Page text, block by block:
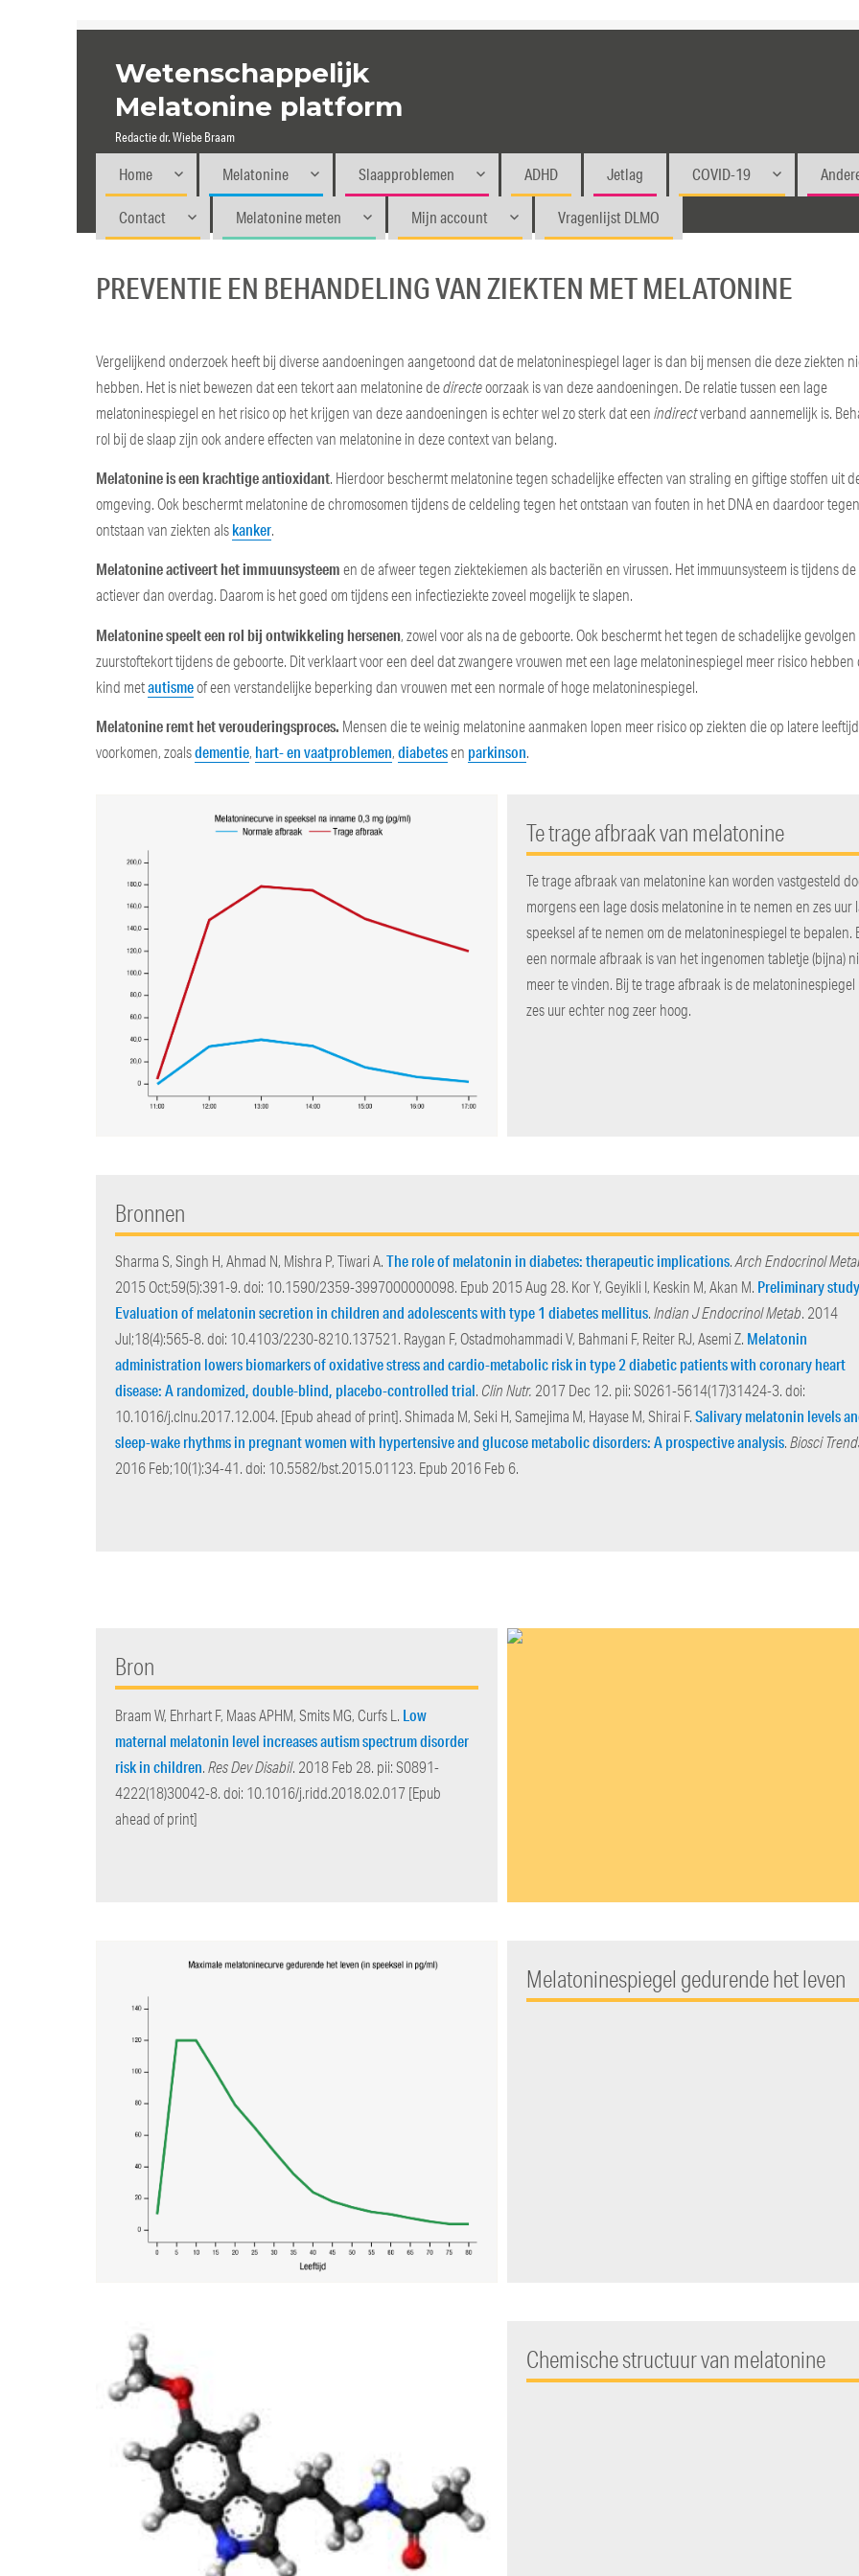
Wetenschappelijk
Melatonine platform
Redactie dr. Wiebe Braam
Home Melatonine Slaapproblemen ADHD Jetlag COVID-19
Contact Melatonine meten Mijn account Vragenlijst DLMO
PREVENTIE EN BEHANDELING VAN ZIEKTEN MET MELATONINE
Vergelijkend onderzoek heeft bij diverse aandoeningen aangetoond dat de melatoninespiegel lager is dan bij mensen die deze ziekten
hebben. Het is niet bewezen dat een tekort aan melatonine dedirecteoorzaak is van deze aandoeningen. De relatie tussen een lage
melatoninespiegel en het risico op het krijgen van deze aandoeningen is echter wel zo sterk dat eenindirectverband aannemelijk is.
rol bij de slaap zijn ook andere effecten van melatonine in deze context van belang.
Melatonine is een krachtige antioxidant. Hierdoor beschermt melatonine tegen schadelijke effecten van straling en giftige stoffen uit
omgeving. Ook beschermt melatonine de chromosomen tijdens de celdeling tegen het ontstaan van fouten in het DNA en daardoor
ontstaan van ziekten als kanker.
Melatonine activeert het immuunsysteem en de afweer tegen ziektekiemen als bacteriën en virussen. Het immuunsysteem is tijdens de
actiever dan overdag. Daarom is het goed om tijdens een infectieziekte zoveel mogelijk te slapen.
Melatonine speelt een rol bij ontwikkeling hersenen, zowel voor als na de geboorte. Ook beschermt het tegen de schadelijke gevolgen
zuurstoftekort tijdens de geboorte. Dit verklaart voor een deel dat zwangere vrouwen met een lage melatoninespiegel meer risico hebben
kind metautismeof een verstandelijke beperking dan vrouwen met een normale of hoge melatoninespiegel.
Melatonine remt het verouderingsproces. Mensen die te weinig melatonine aanmaken lopen meer risico op ziekten die op latere
voorkomen, zoalsdementie, hart- en vaatproblemen,diabetesen parkinson.
Te trage afbraak van melatonine
Te trage afbraak van melatonine kan worden vastgesteld
morgens een lage dosis melatonine in te nemen en zes uur
speeksel af te nemen om de melatoninespiegel te bepalen.
een normale afbraak is van het ingenomen tabletje (bijna)
meer te vinden. Bij te trage afbraak is de melatoninespiegel
zes uur echter nog zeer hoog.
Bronnen
Sharma S, Singh H, Ahmad N, Mishra P, Tiwari A.The role of melatonin in diabetes: therapeutic implications.Arch Endocrinol
2015 Oct;59(5):391-9. doi: 10.1590/2359-3997000000098. Epub 2015 Aug 28. Kor Y, Geyikli I, Keskin M, Akan M. Preliminary
Evaluation of melatonin secretion in children and adolescents with type 1 diabetes mellitus.Indian J Endocrinol Metab. 2014
Jul;18(4):565-8. doi: 10.4103/2230-8210.137521. Raygan F, Ostadmohammadi V, Bahmani F, Reiter RJ, Asemi Z. Melatonin
administration lowers biomarkers of oxidative stress and cardio-metabolic risk in type 2 diabetic patients with coronary heart
disease: A randomized, double-blind, placebo-controlled trial. Clin Nutr. 2017 Dec 12. pii: S0261-5614(17)31424-3. doi:
10.1016/j.clnu.2017.12.004. [Epub ahead of print]. Shimada M, Seki H, Samejima M, Hayase M, Shirai F.Salivary melatonin levels
sleep-wake rhythms in pregnant women with hypertensive and glucose metabolic disorders: A prospective analysis.Biosci
2016 Feb;10(1):34-41. doi: 10.5582/bst.2015.01123. Epub 2016 Feb 6.
Bron
Braam W, Ehrhart F, Maas APHM, Smits MG, Curfs L. Low
maternal melatonin level increases autism spectrum disorder
risk in children.Res Dev Disabil. 2018 Feb 28. pii: S0891-
4222(18)30042-8. doi: 10.1016/j.ridd.2018.02.017 [Epub
ahead of print]
Melatoninespiegel gedurende het leven
Chemische structuur van melatonine